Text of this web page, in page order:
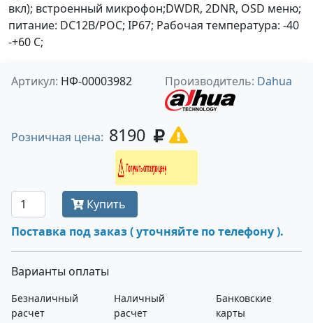
вкл); встроенный микрофон;DWDR, 2DNR, OSD меню;
питание: DC12В/POC; IP67; Рабочая температура: -40
-+60 С;
Артикул: НФ-00003982 Производитель: Dahua
Розничная цена: 8190
Получить оптовую цену
Купить
Поставка под заказ ( уточняйте по телефону ).
Варианты оплаты
Безналичный
расчет
Наличный
расчет
Банковские
карты